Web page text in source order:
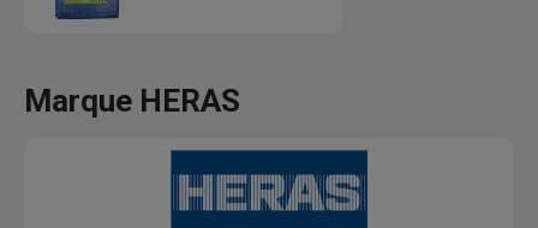
Marque HERAS